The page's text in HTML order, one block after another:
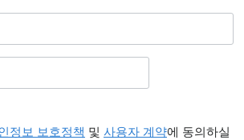
정보 보호정책 및 사용자 계약에 동의하실